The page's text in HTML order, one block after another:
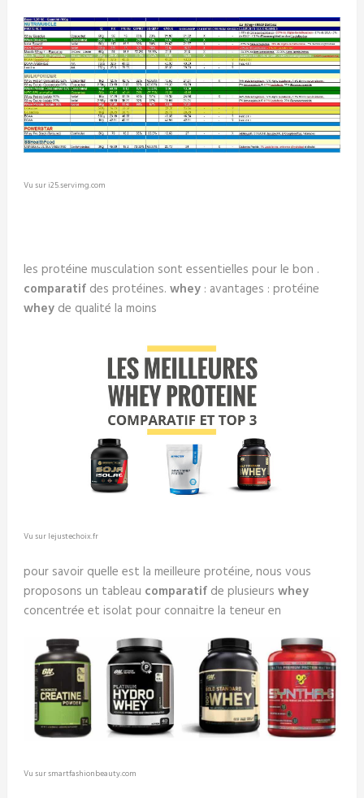
Vu sur i25.servimg.com
les protéine musculation sont essentielles pour le bon .
comparatifdes protéines. whey: avantages : protéine
wheyde qualité la moins
Vu sur lejustechoix.fr
pour savoir quelle est la meilleure protéine, nous vous
proposons un tableau comparatifde plusieurs whey
concentrée et isolat pour connaitre la teneur en
Vu sur smartfashionbeauty.com